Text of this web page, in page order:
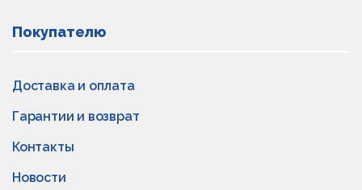
Покупателю
Доставка и оплата
Гарантии и возврат
Контакты
Новости